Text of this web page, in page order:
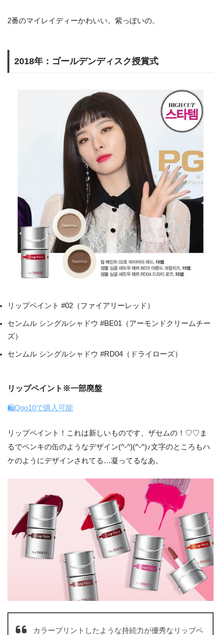
2番のマイレイディーかわいい。紫っぽいの。
2018年：ゴールデンディスク授賞式
リップペイント #02（ファイアリーレッド）
センムル シングルシャドウ #BE01（アーモンドクリームチー
ズ）
センムル シングルシャドウ #RD04（ドライローズ）
リップペイント※一部廃盤
🛍Qoo10で購入可能
リップペイント！これは新しいものです、ザセムの！♡♡ま
るでペンキの缶のようなデザイン(^-^)(^-^)♪文字のところもハ
ケのようにデザインされてる…凝ってるなあ。
カラープリントしたような持続力が優秀なリップペ